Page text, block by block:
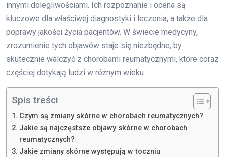
innymi dolegliwościami. Ich rozpoznanie i ocena są
kluczowe dla właściwej diagnostyki i leczenia, a także dla
poprawy jakości życia pacjentów. W świecie medycyny,
zrozumienie tych objawów staje się niezbędne, by
skutecznie walczyć z chorobami reumatycznymi, które coraz
częściej dotykają ludzi w różnym wieku.
Spis treści
Czym są zmiany skórne w chorobach reumatycznych?
Jakie są najczęstsze objawy skórne w chorobach
reumatycznych?
Jakie zmiany skórne występują w toczniu